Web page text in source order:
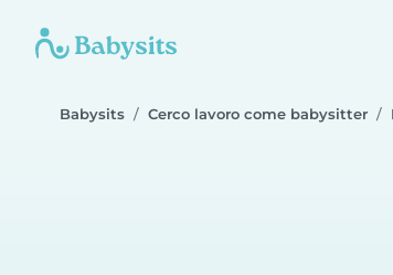
Babysits Cerco lavoro come babysitter